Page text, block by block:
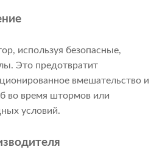
используя безопасные,
Это предотвратит
вмешательство и
во время штормов или
условий.